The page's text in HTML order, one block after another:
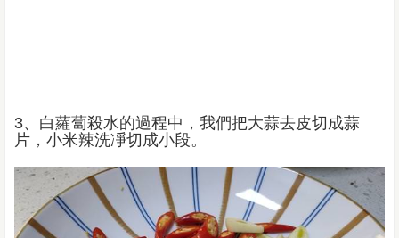
3、白蘿蔔殺水的過程中，我們把大蒜去皮切成蒜
片，小米辣洗凈切成小段。